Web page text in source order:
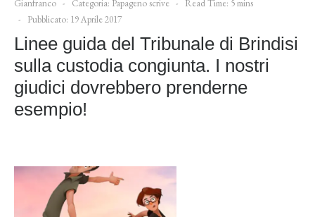
Gianfranco Categoria: Papageno scrive
Read Time: 5 mins
Pubblicato: 19 Aprile 2017
Linee guida del Tribunale di Brindisi
sulla custodia congiunta. I nostri
giudici dovrebbero prenderne
esempio!